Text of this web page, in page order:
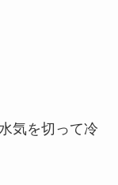
気を切って冷